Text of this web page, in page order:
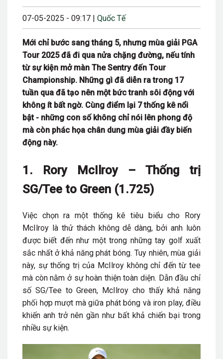
07-05-2025 - 09:17 | Quốc Tế
Mới chỉ bước sang tháng 5, nhưng mùa giải PGA
Tour 2025 đã đi qua nửa chặng đường, nếu tính
từ sự kiện mở màn The Sentry đến Tour
Championship. Những gì đã diễn ra trong 17
tuần qua đã tạo nên một bức tranh sôi động với
không ít bất ngờ. Cùng điểm lại 7 thống kê nổi
bật - những con số không chỉ nói lên phong độ
mà còn phác họa chân dung mùa giải đầy biến
động này.
1. Rory McIlroy – Thống trị
SG/Tee to Green (1.725)
Việc chọn ra một thống kê tiêu biểu cho Rory
McIlroy là thử thách không dễ dàng, bởi anh luôn
được biết đến như một trong những tay golf xuất
sắc nhất ở khả năng phát bóng. Tuy nhiên, mùa giải
này, sự thống trị của McIlroy không chỉ đến từ tee
mà còn nằm ở sự hoàn thiện toàn diện. Dẫn đầu chỉ
số SG/Tee to Green, McIlroy cho thấy khả năng
phối hợp mượt mà giữa phát bóng và iron play, điều
khiến anh trở nên gần như bất khả chiến bại trong
nhiều sự kiện.